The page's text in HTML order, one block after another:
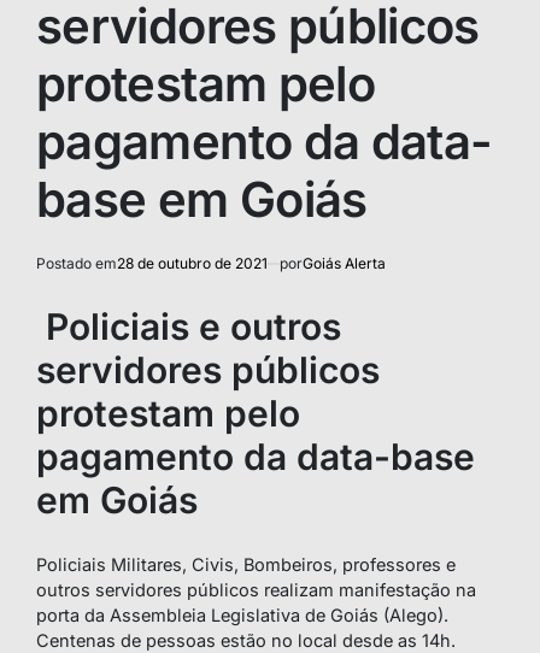
servidores públicos
protestam pelo
pagamento da data-
base em Goiás
Postado em28 de outubro de 2021 porGoiás Alerta
Policiais e outros
servidores públicos
protestam pelo
pagamento da data-base
em Goiás
Policiais Militares, Civis, Bombeiros, professores e
outros servidores públicos realizam manifestação na
porta da Assembleia Legislativa de Goiás (Alego).
Centenas de pessoas estão no local desde as 14h.